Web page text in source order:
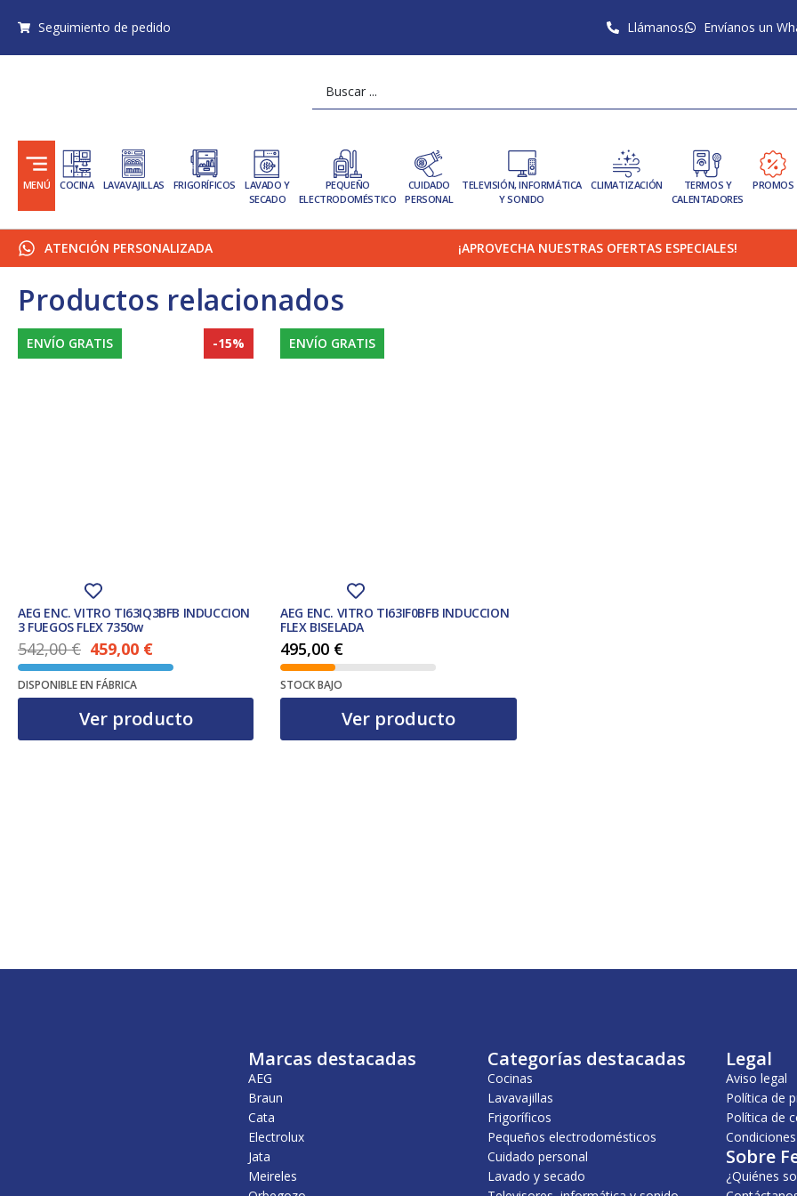
Seguimiento de pedido Llámanos Envíanos un
MENÚ COCINA LAVAVAJILLAS FRIGORÍFICOS
LAVADO Y
SECADO
PEQUEÑO
ELECTRODOMÉSTICO
CUIDADO
PERSONAL
TELEVISIÓN, INFORMÁTICA
Y SONIDO
CLIMATIZACIÓN
TERMOS Y
CALENTADORES
PROMOS
ATENCIÓN PERSONALIZADA ¡APROVECHA NUESTRAS OFERTAS ESPECIALES!
Productos relacionados
ENVÍO GRATIS -15%
AEG ENC. VITRO TI63IQ3BFB INDUCCION
3 FUEGOS FLEX 7350w
542,00€
El precio original era: 542,00 €.
459,00 €
El precio actual es: 459,00 €.
DISPONIBLE EN FÁBRICA
Ver producto
ENVÍO GRATIS
AEG ENC. VITRO TI63IF0BFB INDUCCION
FLEX BISELADA
495,00 €
STOCK BAJO
Ver producto
Marcas destacadas
AEG
Braun
Cata
Electrolux
Jata
Meireles
Categorías destacadas
Cocinas
Lavavajillas
Frigoríficos
Pequeños electrodomésticos
Cuidado personal
Lavado y secado
Legal
Aviso legal
Política de
Política de
Sobre
¿Quiénes